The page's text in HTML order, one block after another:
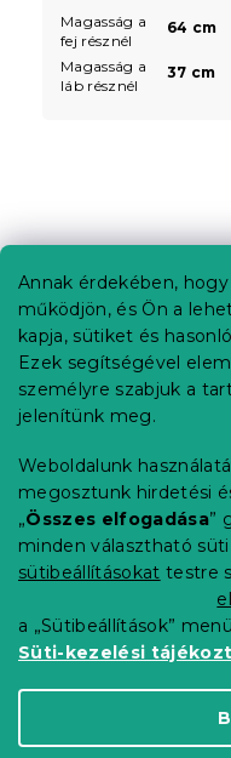
Annak érdekében,
működjön, és Ön a
kapja, sütiket és
Ezek segítségével
személyre szabjuk a
jelenítünk meg.
Weboldalunk
megosztunk hirdetési
„Összes elfogadása”
minden választható
sütibeállításokat testre
a „Sütibeállítások”
Süti-kezelési
Magasság a
fej résznél
64 cm
Magasság a
láb résznél
37 cm
á
Információ az
Rendelés követése
Szállítási
Fizetési
Reklamáció és
Elérhetőség
Általános
Adatvédelmi
Blog
Partnereinknek